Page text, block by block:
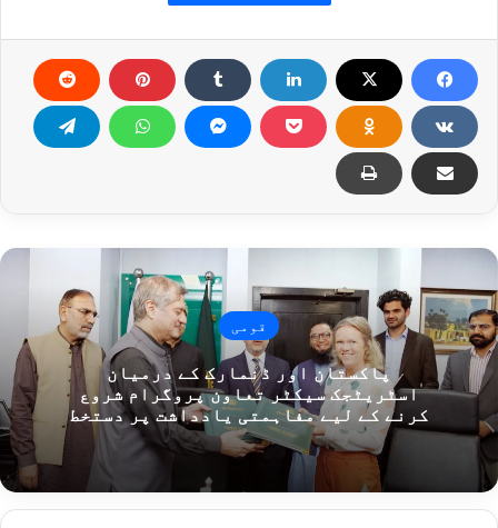
قومی
پاکستان اور ڈنمارک کے درمیان
اسٹریٹجک سیکٹر تعاون پروگرام شروع
کرنے کے لیے مفاہمتی یادداشت پر دستخط